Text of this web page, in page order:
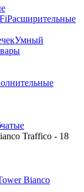
Расширительные
Умный
Traffico - 18